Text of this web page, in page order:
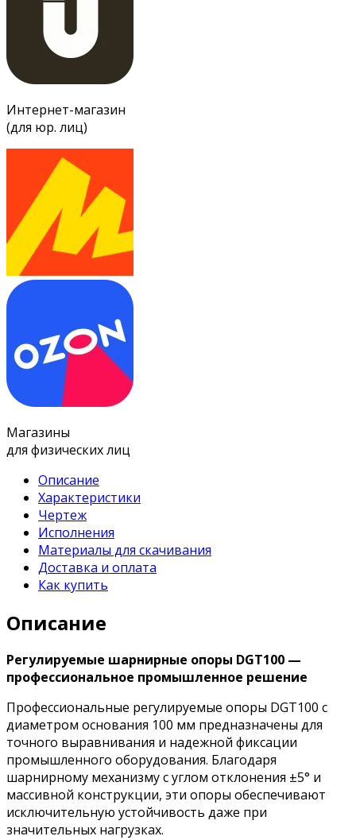
Интернет-магазин
(для юр. лиц)
Магазины
для физических лиц
Описание
Характеристики
Чертеж
Исполнения
Материалы для скачивания
Доставка и оплата
Как купить
Описание
Регулируемые шарнирные опоры DGT100 —
профессиональное промышленное решение
Профессиональные регулируемые опоры DGT100 с
диаметром основания 100 мм предназначены для
точного выравнивания и надежной фиксации
промышленного оборудования. Благодаря
шарнирному механизму с углом отклонения ±5° и
массивной конструкции, эти опоры обеспечивают
исключительную устойчивость даже при
значительных нагрузках.